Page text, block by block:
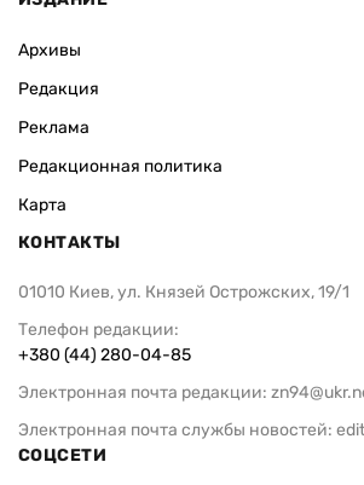
Архивы
Редакция
Реклама
Редакционная политика
Карта
КОНТАКТЫ
01010 Киев, ул. Князей Острожских, 19/1
Телефон редакции:
+380 (44) 280-04-85
Электронная почта редакции:
Электронная почта службы новостей:
СОЦСЕТИ